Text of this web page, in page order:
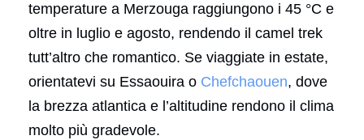
temperature a Merzouga raggiungono i 45 °C e
oltre in luglio e agosto, rendendo il camel trek
tutt’altro che romantico. Se viaggiate in estate,
orientatevi su Essaouira o Chefchaouen, dove
la brezza atlantica e l’altitudine rendono il clima
molto più gradevole.